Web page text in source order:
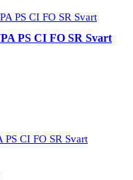
PS CI FO SR Svart
CI FO SR Svart